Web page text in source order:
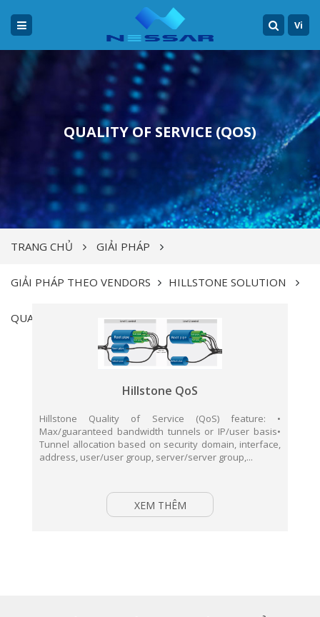
Vi
QUALITY OF SERVICE (QOS)
TRANG CHỦ GIẢI PHÁP
GIẢI PHÁP THEO VENDORS HILLSTONE SOLUTION
QUALITY OF SERVICE (QOS)
Hillstone QoS
Hillstone Quality of Service (QoS) feature: •
Max/guaranteed bandwidth tunnels or IP/user basis•
Tunnel allocation based on security domain, interface,
address, user/user group, server/server group,...
XEM THÊM